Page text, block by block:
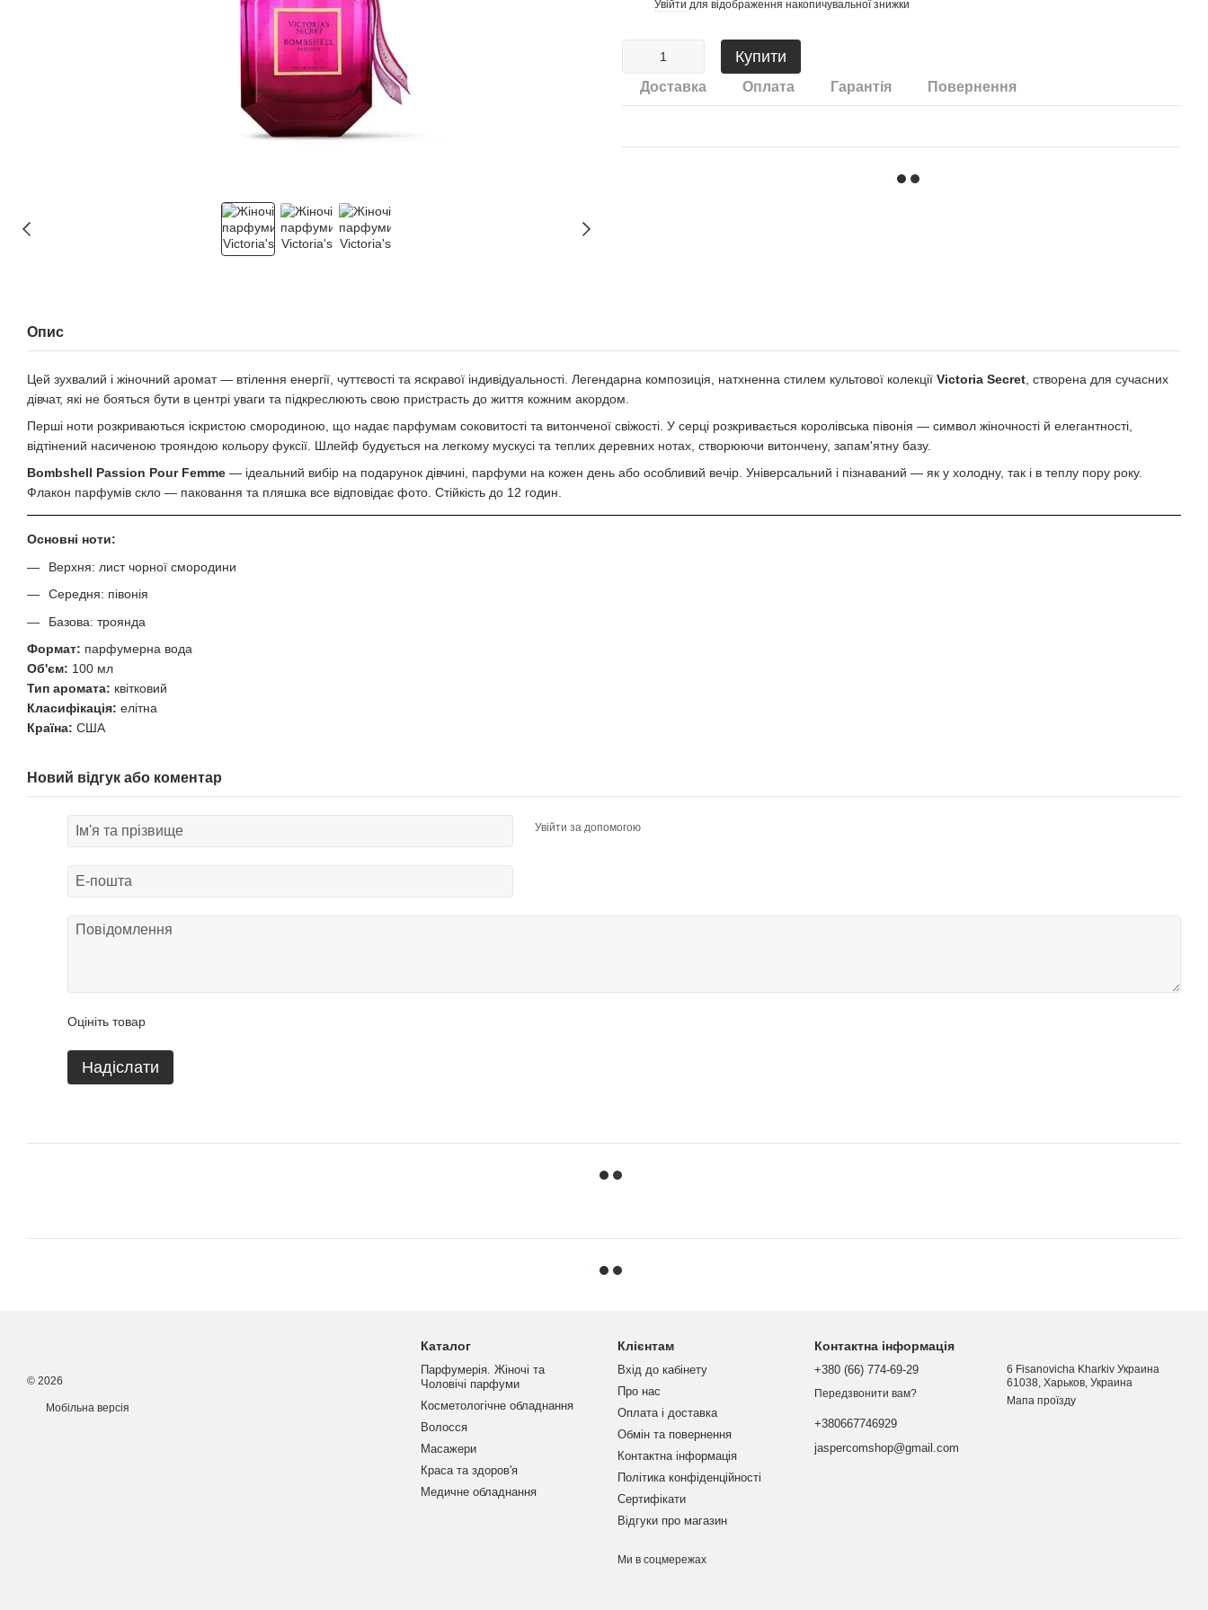
Увійти для відображення накопичувальної знижки
Купити
Доставка Оплата Гарантія Повернення
Опис
Цей зухвалий і жіночний аромат — втілення енергії, чуттєвості та яскравої індивідуальності. Легендарна композиція, натхненна стилем культової колекції Vіctоrіа Sеcrеt , створена для сучасних
дівчат, які не бояться бути в центрі уваги та підкреслюють свою пристрасть до життя кожним акордом.
Перші ноти розкриваються іскристою смородиною, що надає парфумам соковитості та витонченої свіжості. У серці розкривається королівська півонія — символ жіночності й елегантності,
відтінений насиченою трояндою кольору фуксії. Шлейф будується на легкому мускусі та теплих деревних нотах, створюючи витончену, запам'ятну базу.
Bоmbshеll Раssion Pour Femme — ідеальний вибір на подарунок дівчині, парфуми на кожен день або особливий вечір. Універсальний і пізнаваний — як у холодну, так і в теплу пору року.
Флакон парфумів скло — паковання та пляшка все відповідає фото. Стійкість до 12 годин.
Основні ноти:
Верхня: лист чорної смородини
Середня: півонія
Базова: троянда
Формат: парфумерна вода
Об'єм: 100 мл
Тип аромата: квітковий
Класифікація: елітна
Країна: США
Новий відгук або коментар
Увійти за допомогою
Оцініть товар
Надіслати
© 2026
Мобільна версія
Каталог
Парфумерія. Жіночі та
Чоловічі парфуми
Косметологічне обладнання
Волосся
Масажери
Краса та здоров'я
Медичне обладнання
Клієнтам
Вхід до кабінету
Про нас
Оплата і доставка
Обмін та повернення
Контактна інформація
Політика конфіденційності
Сертифікати
Відгуки про магазин
Ми в соцмережах
Контактна інформація
+380 (66) 774-69-29
Передзвонити вам?
+380667746929
jaspercomshop@gmail.com
6 Fisanovicha Kharkiv Украина
61038, Харьков, Украина
Мапа проїзду